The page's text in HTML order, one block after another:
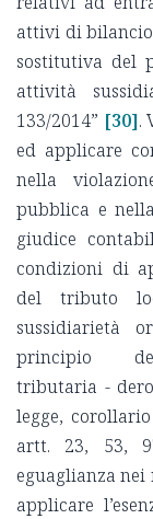
attivi di
sostitutiva del
attività
133/2014” [30].
ed applicare
nella
pubblica e
giudice
condizioni di
del tributo
sussidiarietà
principio
tributaria -
legge,
artt. 23, 53,
eguaglianza
applicare